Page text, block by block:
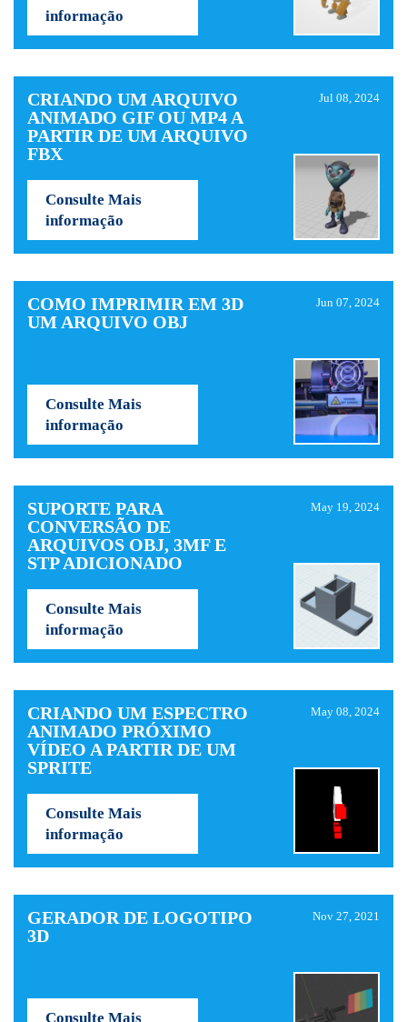
informação
CRIANDO UM ARQUIVO
ANIMADO GIF OU MP4 A
PARTIR DE UM ARQUIVO
FBX
Jul 08, 2024
Consulte Mais
informação
COMO IMPRIMIR EM 3D
UM ARQUIVO OBJ
Jun 07, 2024
Consulte Mais
informação
SUPORTE PARA
CONVERSÃO DE
ARQUIVOS OBJ, 3MF E
STP ADICIONADO
May 19, 2024
Consulte Mais
informação
CRIANDO UM ESPECTRO
ANIMADO PRÓXIMO
VÍDEO A PARTIR DE UM
SPRITE
May 08, 2024
Consulte Mais
informação
GERADOR DE LOGOTIPO
3D
Nov 27, 2021
Consulte Mais